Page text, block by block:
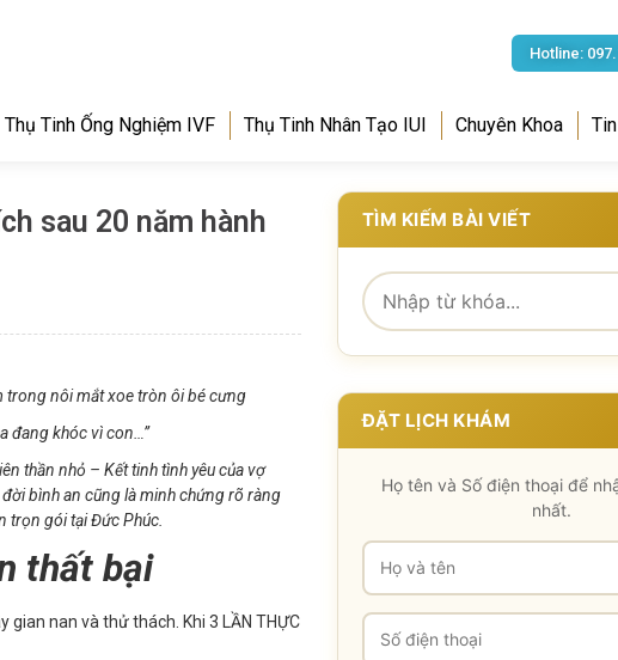
Hotline:
Thụ Tinh Ống Nghiệm IVF Thụ Tinh Nhân Tạo IUI Chuyên Khoa
sau 20 năm hành
trong nôi mắt xoe tròn ôi bé cưng
đang khóc vì con…”
thần nhỏ – Kết tinh tình yêu của vợ
bình an cũng là minh chứng rõ ràng
trọn gói tại Đức Phúc.
thất bại
gian nan và thử thách. Khi 3 LẦN THỰC
TÌM KIẾM BÀI VIẾT
ĐẶT LỊCH KHÁM
Họ tên và Số điện thoại để
nhất.